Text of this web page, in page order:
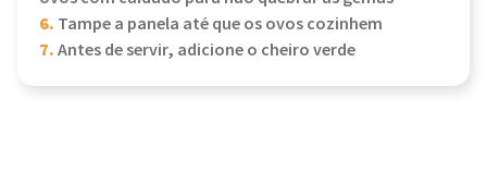
6. Tampe a panela até que os ovos cozinhem
7.Antes de servir, adicione o cheiro verde